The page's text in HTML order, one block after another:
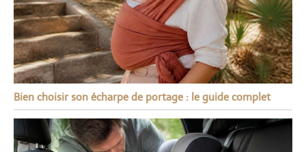
Bien choisir son écharpe de portage : le guide complet